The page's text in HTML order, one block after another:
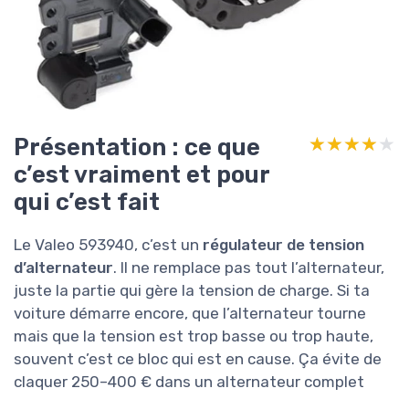
Présentation : ce que
c’est vraiment et pour
qui c’est fait
★★★★★
★★★★★
Le Valeo 593940, c’est un régulateur de tension
d’alternateur. Il ne remplace pas tout l’alternateur,
juste la partie qui gère la tension de charge. Si ta
voiture démarre encore, que l’alternateur tourne
mais que la tension est trop basse ou trop haute,
souvent c’est ce bloc qui est en cause. Ça évite de
claquer 250–400 € dans un alternateur complet